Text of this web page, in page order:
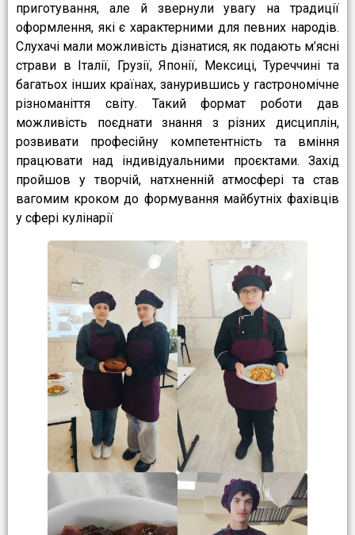
приготування, але й звернули увагу на традиції
оформлення, які є характерними для певних народів.
Слухачі мали можливість дізнатися, як подають м’ясні
страви в Італії, Грузії, Японії, Мексиці, Туреччині та
багатьох інших країнах, занурившись у гастрономічне
різноманіття світу. Такий формат роботи дав
можливість поєднати знання з різних дисциплін,
розвивати професійну компетентність та вміння
працювати над індивідуальними проєктами. Захід
пройшов у творчій, натхненній атмосфері та став
вагомим кроком до формування майбутніх фахівців
у сфері кулінарії